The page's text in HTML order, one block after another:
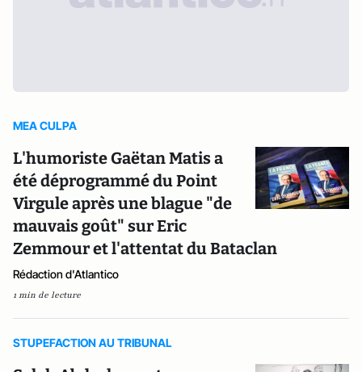
MEA CULPA
L'humoriste Gaëtan Matis a
été déprogrammé du Point
Virgule après une blague "de
mauvais goût" sur Eric
Zemmour et l'attentat du Bataclan
Rédaction d'Atlantico
1 min de lecture
STUPEFACTION AU TRIBUNAL